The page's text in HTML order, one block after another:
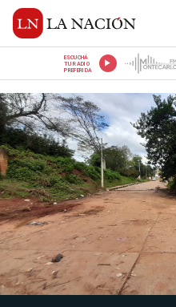
ESCUCHÁ
TU RADIO
PREFERIDA